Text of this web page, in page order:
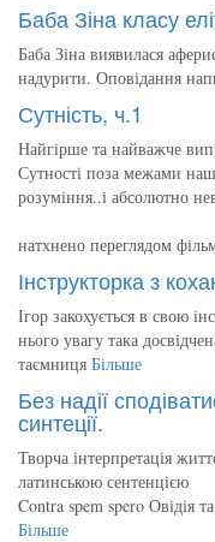
Баба Зіна класу
Баба Зіна виявилася
надурити. Оповідання
Сутність, ч.1
Найгірше та найважче
Сутності поза межами
розуміння..і абсолютно
натхнено переглядом
Інструкторка з
Ігор закохується в свою
нього увагу така
таємниця Більше
Без надії
синтеції.
Творча інтерпретація
латинською сентенцією
Contra spem spero Овідія
Більше